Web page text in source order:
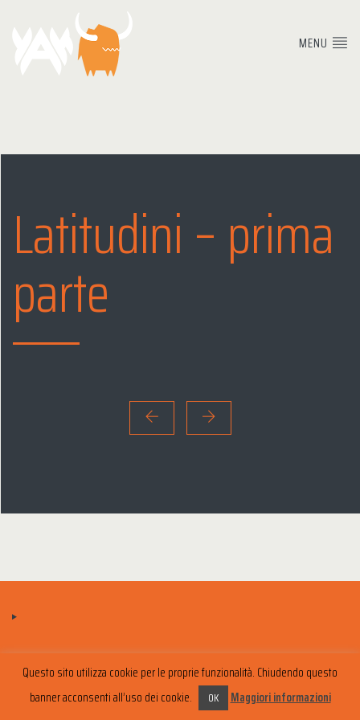
MENU
Latitudini – prima
parte
Questo sito utilizza cookie per le proprie funzionalità. Chiudendo questo
banner acconsenti all’uso dei cookie.
OK Maggiori informazioni